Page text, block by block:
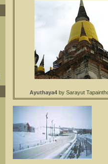
Ayuthaya4 by Sarayut